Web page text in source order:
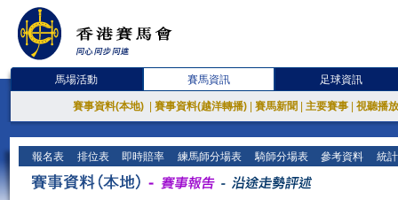
馬場活動 賽馬資訊 足球資訊
賽事資料(本地) 賽事資料(越洋轉播) 賽馬新聞 主要賽事 視聽播
報名表 排位表 即時賠率 練馬師分場表 騎師分場表 參考資料 統